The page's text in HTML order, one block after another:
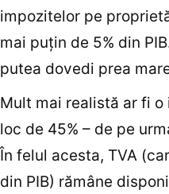
impozitelor pe
mai puţin de 5% din
putea dovedi prea
Mult mai realistă ar fi
loc de 45% – de pe
În felul acesta, TVA
din PIB) rămâne